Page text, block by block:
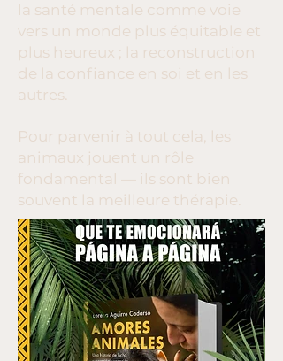
la santé mentale comme voie
vers un monde plus équitable et
plus heureux ; la reconstruction
de la confiance en soi et en les
autres.
Pour parvenir à tout cela, les
animaux jouent un rôle
fondamental — ils sont bien
souvent la meilleure thérapie.